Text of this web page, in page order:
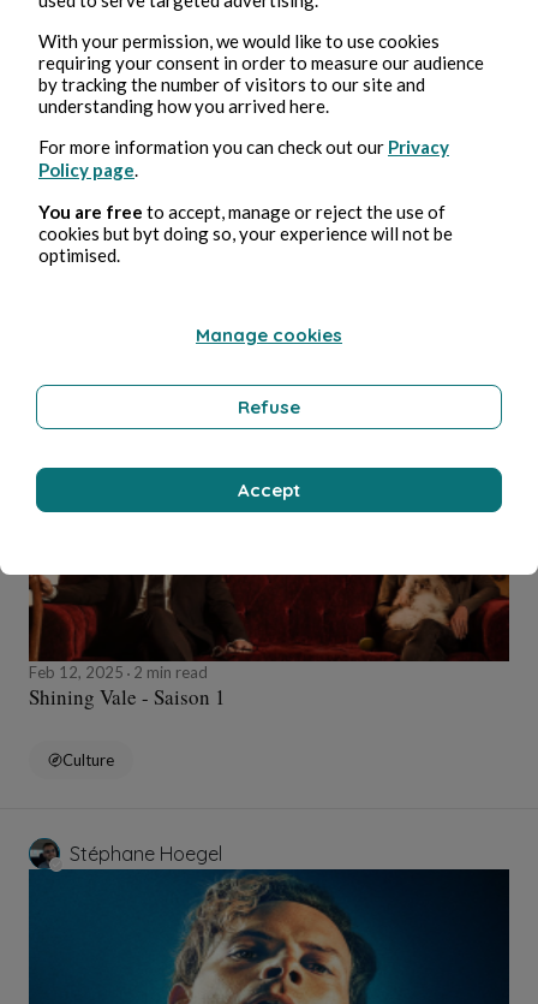
Feb 18, 2025 2 min read
Foundation - Saison 2
Feb 12, 2025 2 min read
Shining Vale - Saison 1
Culture
Stéphane Hoegel
With your permission, we would like to use cookies
requiring your consent in order to measure our audience
by tracking the number of visitors to our site and
understanding how you arrived here.
For more information you can check out our Privacy
Policy page
You are free to accept, manage or reject the use of
cookies but byt doing so, your experience will not be
optimised.
Manage cookies
Refuse
Accept